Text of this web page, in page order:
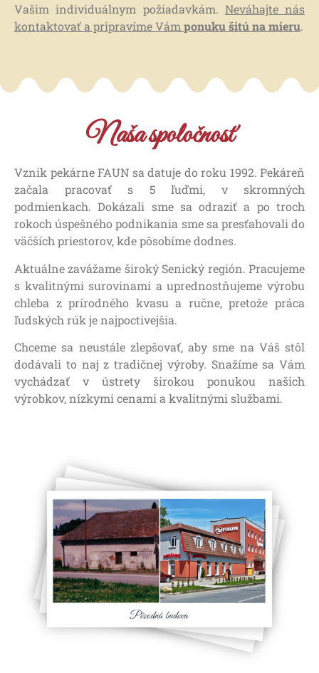
Vašim individuálnym požiadavkám. Neváhajte nás
kontaktovať a pripravíme Vám ponuku šitú na mieru.
Naša spoločnosť
Vznik pekárne FAUN sa datuje do roku 1992. Pekáreň
začala pracovať s 5 ľuďmi, v skromných
podmienkach. Dokázali sme sa odraziť a po troch
rokoch úspešného podnikania sme sa presťahovali do
väčších priestorov, kde pôsobíme dodnes.
Aktuálne zavážame široký Senický región. Pracujeme
s kvalitnými surovinami a uprednostňujeme výrobu
chleba z prírodného kvasu a ručne, pretože práca
ľudských rúk je najpoctivejšia.
Chceme sa neustále zlepšovať, aby sme na Váš stôl
dodávali to naj z tradičnej výroby. Snažíme sa Vám
vychádzať v ústrety širokou ponukou našich
výrobkov, nízkymi cenami a kvalitnými službami.